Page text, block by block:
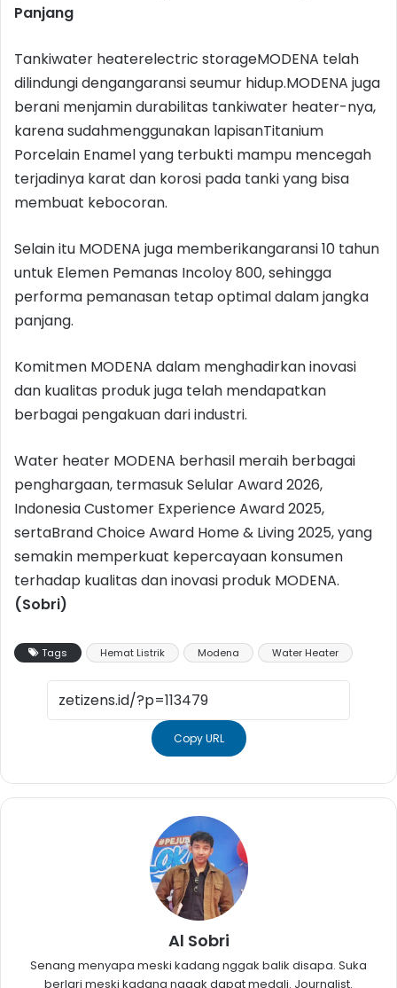
Panjang
Tankiwater heaterelectric storageMODENA telah
dilindungi dengangaransi seumur hidup.MODENA juga
berani menjamin durabilitas tankiwater heater-nya,
karena sudahmenggunakan lapisanTitanium
Porcelain Enamel yang terbukti mampu mencegah
terjadinya karat dan korosi pada tanki yang bisa
membuat kebocoran.
Selain itu MODENA juga memberikangaransi 10 tahun
untuk Elemen Pemanas Incoloy 800, sehingga
performa pemanasan tetap optimal dalam jangka
panjang.
Komitmen MODENA dalam menghadirkan inovasi
dan kualitas produk juga telah mendapatkan
berbagai pengakuan dari industri.
Water heater MODENA berhasil meraih berbagai
penghargaan, termasuk Selular Award 2026,
Indonesia Customer Experience Award 2025,
sertaBrand Choice Award Home & Living 2025, yang
semakin memperkuat kepercayaan konsumen
terhadap kualitas dan inovasi produk MODENA.
(Sobri)
Tags Hemat Listrik Modena Water Heater
Copy URL
Al Sobri
Senang menyapa meski kadang nggak balik disapa. Suka
berlari meski kadang nggak dapat medali. Journalist.